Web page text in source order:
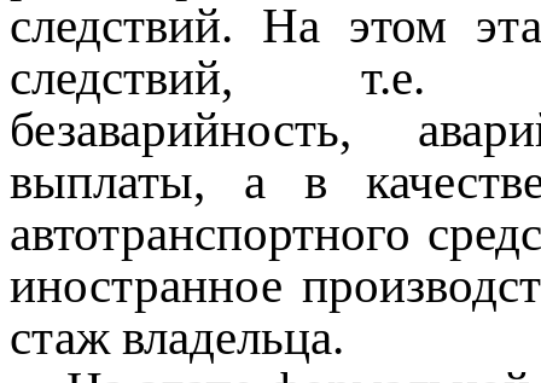
следствий. На этом
следствий, т.е.
безаварийность,
выплаты, а в
автотранспортного
иностранное
стаж владельца.